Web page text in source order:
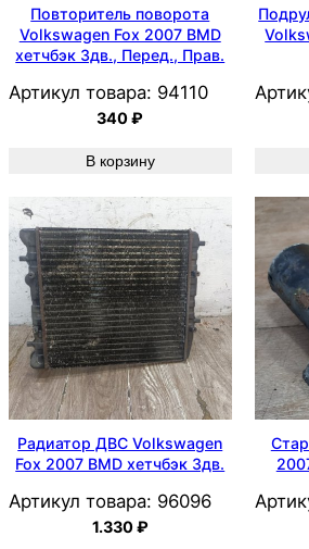
Повторитель поворота
Volkswagen Fox 2007 BMD
хетчбэк 3дв., Перед., Прав.
Артикул товара: 94110
340₽
В корзину
Радиатор ДВС Volkswagen
Fox 2007 BMD хетчбэк 3дв.
Артикул товара: 96096
1.330₽